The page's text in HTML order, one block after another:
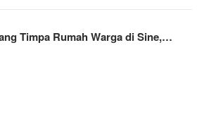
Timpa Rumah Warga di Sine,…